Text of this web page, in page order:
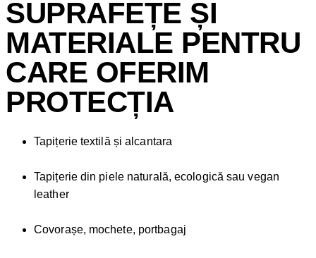
SUPRAFEȚE ȘI
MATERIALE PENTRU
CARE OFERIM
PROTECȚIA
Tapițerie textilă și alcantara
Tapițerie din piele naturală, ecologică sau vegan
leather
Covorașe, mochete, portbagaj